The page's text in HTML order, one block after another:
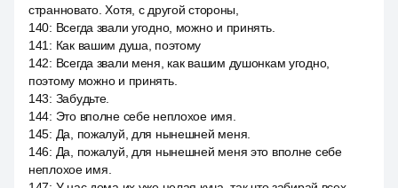
странновато. Хотя, с другой стороны,
140: Всегда звали угодно, можно и принять.
141 : Как вашим душа, поэтому
142: Всегда звали меня, как вашим душонкам угодно,
поэтому можно и принять.
143: Забудьте.
144: Это вполне себе неплохое имя.
145: Да, пожалуй, для нынешней меня.
146: Да, пожалуй, для нынешней меня это вполне себе
неплохое имя.